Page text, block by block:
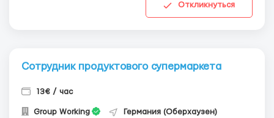
Откликнуться
Сотрудник продуктового супермаркета
13€ / час
Group Working Германия (Оберхаузен)